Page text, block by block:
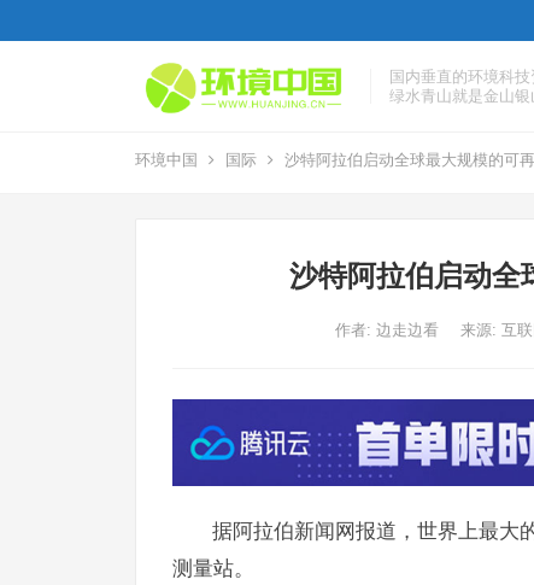
国内垂直的环境科
绿水青山就是金山银
环境中国 国际 沙特阿拉伯启动全球最大规模的可
沙特阿拉伯启动全
作者: 边走边看 来源: 互联
据阿拉伯新闻网报道，世界上最大
测量站。